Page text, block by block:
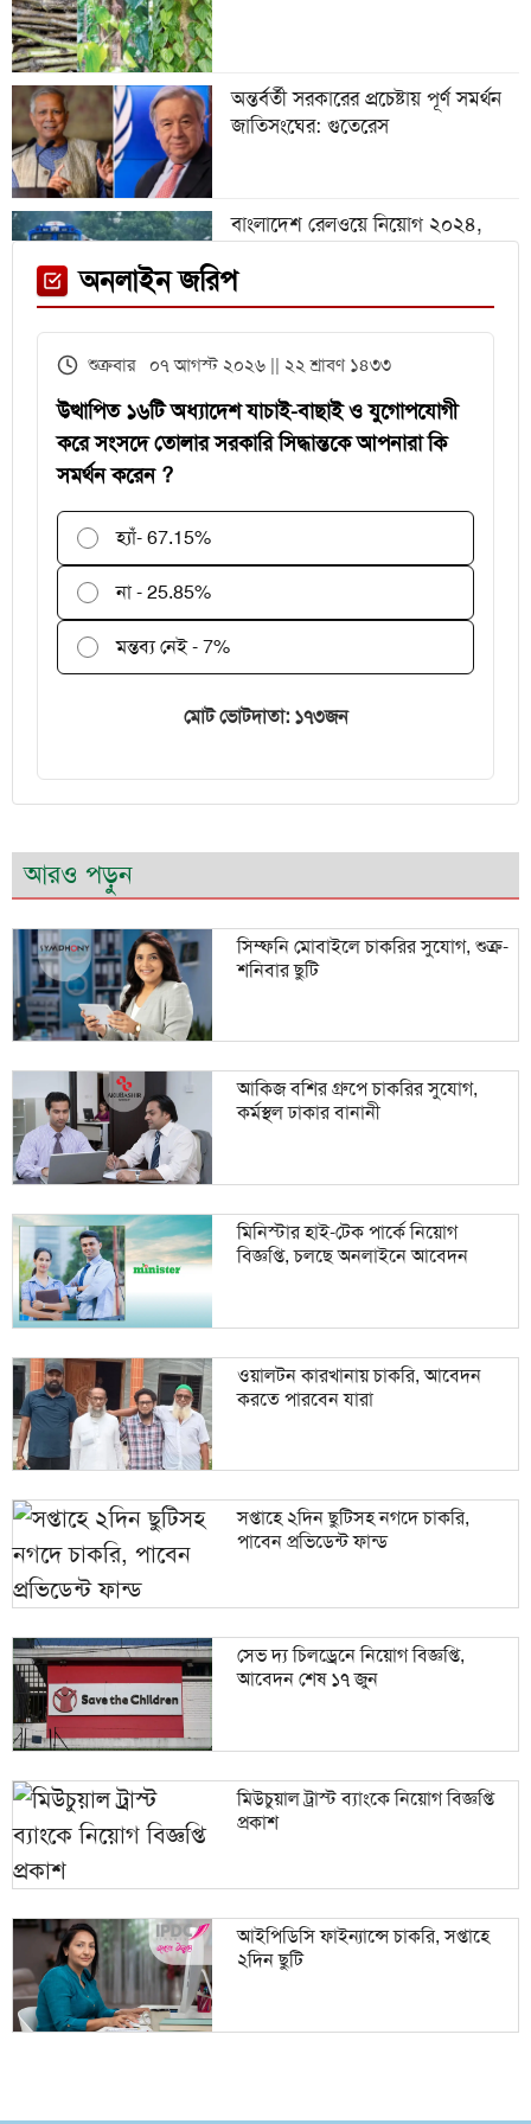
বিশ্বকাপে রোনালদিনহোকে ছাড়িয়ে
ফেনী স্টেশনে মেঘনা ট্রেনের ইঞ্জিন
বিকল, আড়াই ঘণ্টা আটকা ৮০০ যাত্রী
অন্তর্বর্তী সরকারের প্রচেষ্টায় পূর্ণ সমর্থন
জাতিসংঘের: গুতেরেস
বাংলাদেশ রেলওয়ে নিয়োগ ২০২৪,
পরীক্ষকদের জন্য সময় বাড়ল ২ দিন
অনলাইন জরিপ
শুক্রবার ০৭ আগস্ট ২০২৬ || ২২ শ্রাবণ ১৪৩৩
উত্থাপিত ১৬টি অধ্যাদেশ যাচাই-বাছাই ও যুগোপযোগী
করে সংসদে তোলার সরকারি সিদ্ধান্তকে আপনারা কি
সমর্থন করেন ?
হ্যাঁ- 67.15%
না - 25.85%
মন্তব্য নেই - 7%
মোট ভোটদাতা: ১৭৩জন
আরও পড়ুন
সিম্ফনি মোবাইলে চাকরির সুযোগ, শুক্র-
শনিবার ছুটি
আকিজ বশির গ্রুপে চাকরির সুযোগ,
কর্মস্থল ঢাকার বানানী
মিনিস্টার হাই-টেক পার্কে নিয়োগ
বিজ্ঞপ্তি, চলছে অনলাইনে আবেদন
ওয়ালটন কারখানায় চাকরি, আবেদন
করতে পারবেন যারা
সপ্তাহে ২দিন ছুটিসহ নগদে চাকরি,
পাবেন প্রভিডেন্ট ফান্ড
সেভ দ্য চিলড্রেনে নিয়োগ বিজ্ঞপ্তি,
আবেদন শেষ ১৭ জুন
মিউচুয়াল ট্রাস্ট ব্যাংকে নিয়োগ বিজ্ঞপ্তি
প্রকাশ
আইপিডিসি ফাইন্যান্সে চাকরি, সপ্তাহে
২দিন ছুটি